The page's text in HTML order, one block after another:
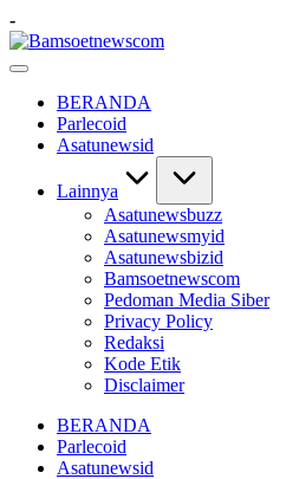
Skip
to
content
-
Bamsoetnewscom
Berita
MobilitasBERANDA
Parlecoid
Asatunewsid
Lainnya
Asatunewsbuzz
Asatunewsmyid
Asatunewsbizid
Bamsoetnewscom
Pedoman Media Siber
Privacy Policy
Redaksi
Kode Etik
Disclaimer
BERANDA
Parlecoid
Asatunewsid